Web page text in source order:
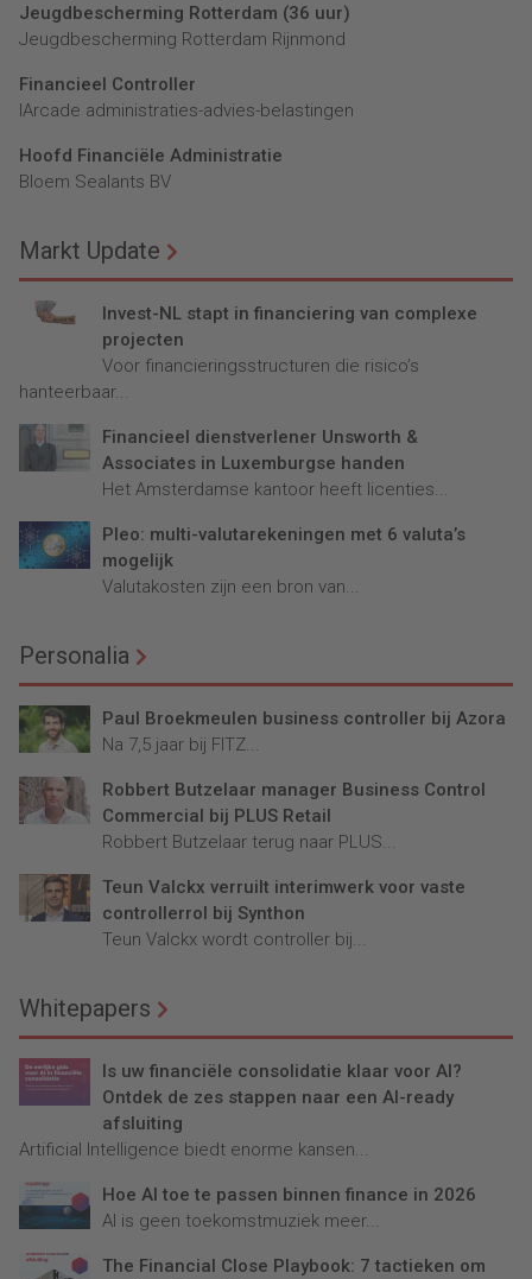
Jeugdbescherming Rotterdam (36 uur)
Jeugdbescherming Rotterdam Rijnmond
Financieel Controller
lArcade administraties-advies-belastingen
Hoofd Financiële Administratie
Bloem Sealants BV
Markt Update
Invest-NL stapt in financiering van complexe
projecten
Voor financieringsstructuren die risico’s
hanteerbaar...
Financieel dienstverlener Unsworth &
Associates in Luxemburgse handen
Het Amsterdamse kantoor heeft licenties...
Pleo: multi-valutarekeningen met 6 valuta’s
mogelijk
Valutakosten zijn een bron van...
Personalia
Paul Broekmeulen business controller bij Azora
Na 7,5 jaar bij FITZ...
Robbert Butzelaar manager Business Control
Commercial bij PLUS Retail
Robbert Butzelaar terug naar PLUS...
Teun Valckx verruilt interimwerk voor vaste
controllerrol bij Synthon
Teun Valckx wordt controller bij...
Whitepapers
Is uw financiële consolidatie klaar voor AI?
Ontdek de zes stappen naar een AI-ready
afsluiting
Artificial Intelligence biedt enorme kansen...
Hoe AI toe te passen binnen finance in 2026
AI is geen toekomstmuziek meer...
The Financial Close Playbook: 7 tactieken om